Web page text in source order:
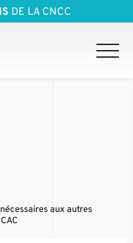
DE LA CNCC
aux autres